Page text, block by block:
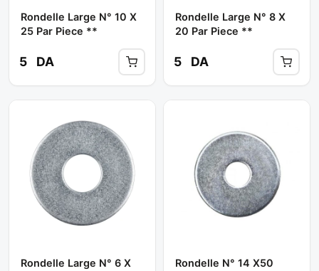
Rondelle Large N° 10 X
25 Par Piece **
5 DA
Rondelle Large N° 8 X
20 Par Piece **
5 DA
Rondelle Large N° 6 X
Rondelle N° 14 X50